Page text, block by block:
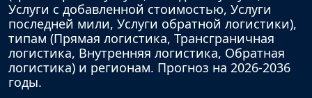
Услуги с добавленной стоимостью, Услуги
последней мили, Услуги обратной логистики),
типам (Прямая логистика, Трансграничная
логистика, Внутренняя логистика, Обратная
логистика) и регионам. Прогноз на 2026-2036
годы.